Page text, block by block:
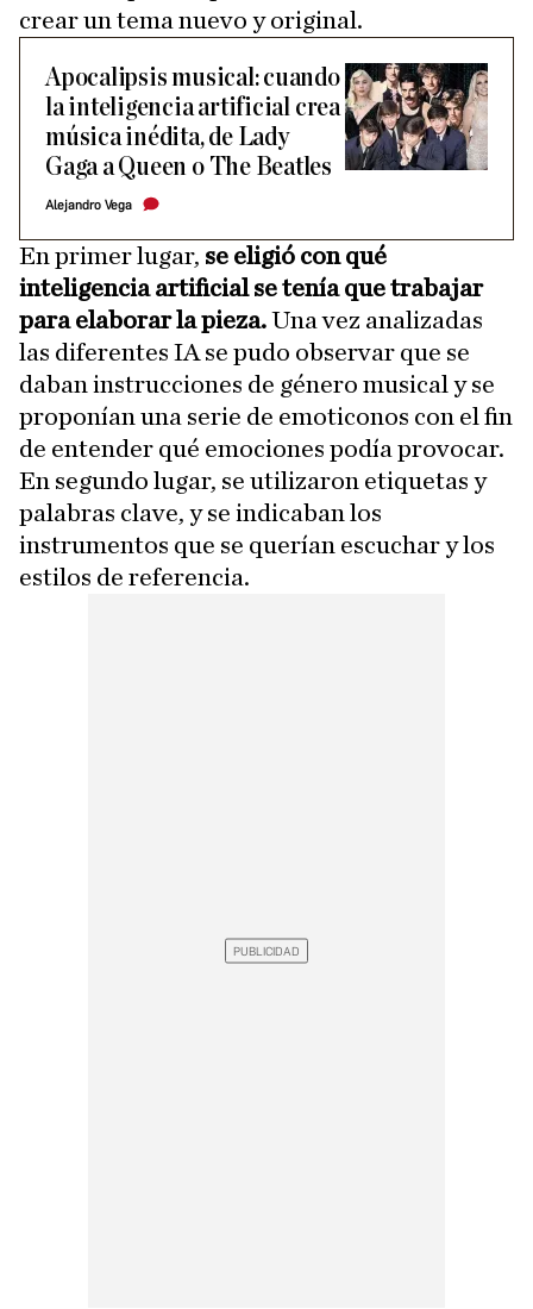
crear un tema nuevo y original.
Apocalipsis musical: cuando
la inteligencia artificial crea
música inédita, de Lady
Gaga a Queen o The Beatles
Alejandro Vega
En primer lugar, se eligió con qué
inteligencia artificial se tenía que trabajar
para elaborar la pieza.Una vez analizadas
las diferentes IA se pudo observar que se
daban instrucciones de género musical y se
proponían una serie de emoticonos con el fin
de entender qué emociones podía provocar.
En segundo lugar, se utilizaron etiquetas y
palabras clave, y se indicaban los
instrumentos que se querían escuchar y los
estilos de referencia.